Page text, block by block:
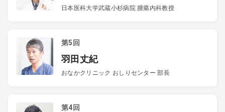
日本医科大学武蔵小杉病院 腫瘍内科教授
第5回
羽田丈紀
おなかクリニック おしりセンター 部長
第4回